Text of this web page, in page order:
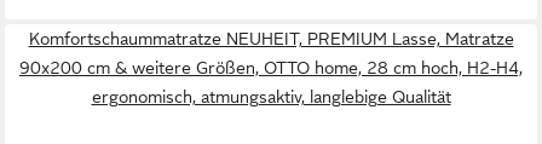
Komfortschaummatratze NEUHEIT, PREMIUM Lasse, Matratze
90x200 cm & weitere Größen, OTTO home, 28 cm hoch, H2-H4,
ergonomisch, atmungsaktiv, langlebige Qualität